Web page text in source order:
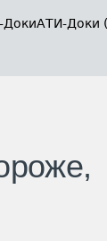
ДокиАТИ-Доки